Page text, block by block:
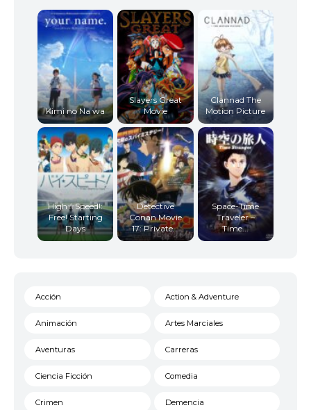
Kimi no Na wa
Slayers Great
Movie
Clannad The
Motion Picture
High☆Speed!:
Free! Starting
Days
Detective
Conan Movie
17: Private...
Space-Time
Traveler –
Time...
Acción Action & Adventure
Animación Artes Marciales
Aventuras Carreras
Ciencia Ficción Comedia
Crimen Demencia